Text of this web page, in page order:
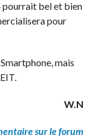
pourrait bel et bien
pour
mais
W.N
sur le forum